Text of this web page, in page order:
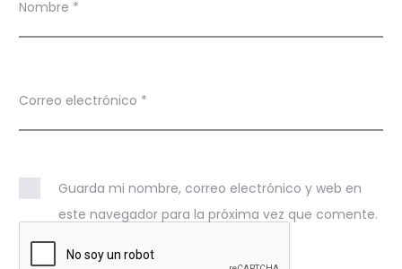
Nombre *
Correo electrónico *
Guarda mi nombre, correo electrónico y web en
este navegador para la próxima vez que comente.